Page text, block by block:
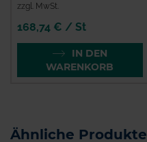
zzgl. MwSt.
168,74 € / St
IN DEN
WARENKORB
Ähnliche Produkte